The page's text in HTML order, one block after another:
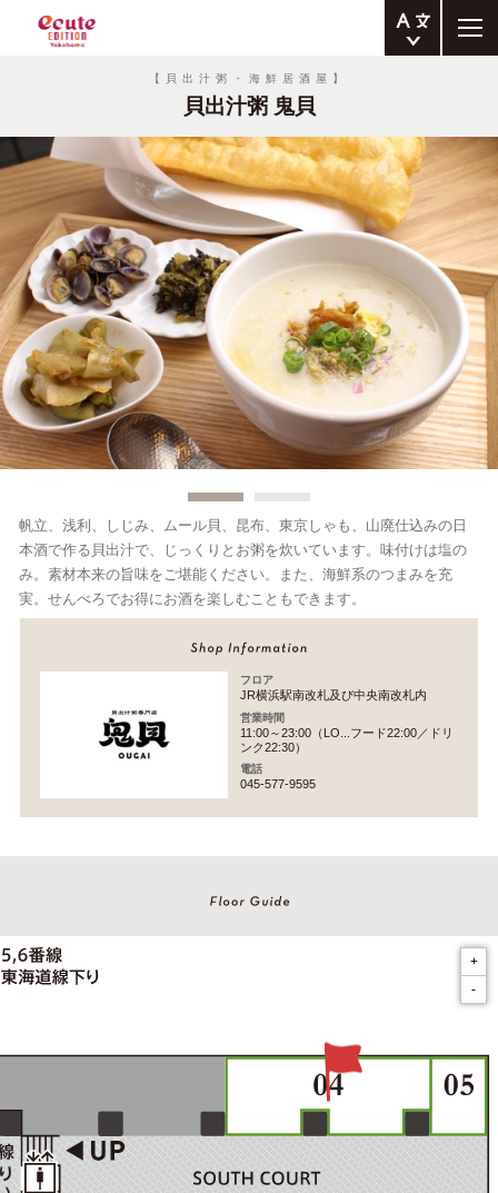
簡体中文
한국어
【貝出汁粥・海鮮居酒屋】
貝出汁粥 鬼貝
帆立、浅利、しじみ、ムール貝、昆布、東京しゃも、山廃仕込みの日
本酒で作る貝出汁で、じっくりとお粥を炊いています。味付けは塩の
み。素材本来の旨味をご堪能ください。また、海鮮系のつまみを充
実。せんべろでお得にお酒を楽しむこともできます。
フロア
JR横浜駅南改札及び中央南改札内
営業時間
11:00～23:00（LO...フード22:00／ドリ
ンク22:30）
電話
045-577-9595
+
-